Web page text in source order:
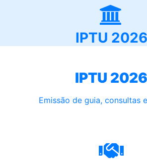
IPTU 2026
IPTU 2026
Emissão de guia, consultas